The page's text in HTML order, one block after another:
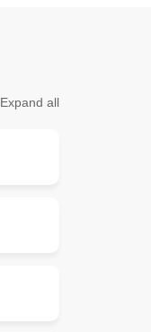
Expand all